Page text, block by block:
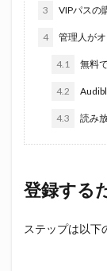
3 VIPパスの
4 管理人が
4.1 無料
4.2
4.3 読み
登録する
ステップは以下